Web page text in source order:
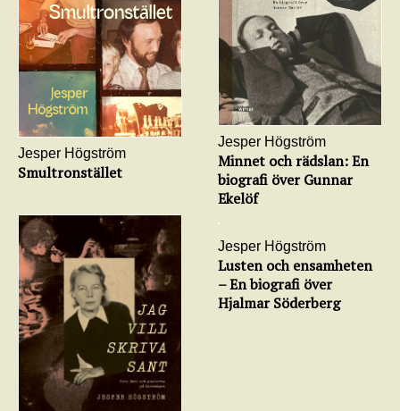
Jesper Högström
Smultronstället
Jesper Högström
Minnet och rädslan: En
biografi över Gunnar
Ekelöf
Jesper Högström
Lusten och ensamheten
– En biografi över
Hjalmar Söderberg